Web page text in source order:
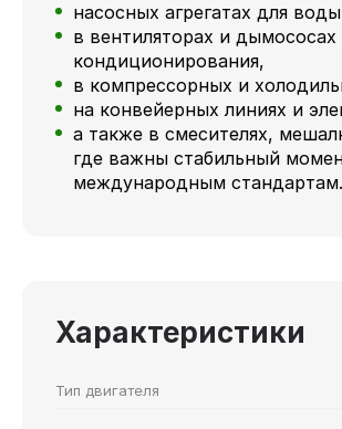
насосных агрегатах для
в вентиляторах и
кондиционирования,
в компрессорных и
на конвейерных линиях и
а также в смесителях,
где важны стабильный
международным стандартам.
Характеристики
Тип двигателя